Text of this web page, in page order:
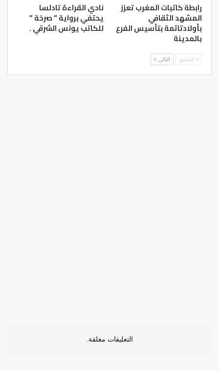
رابطة كاتبات المغرب تعزز
المشهد الثقافي
بأولادتائمة بتأسيس الفرع
بالمدينة
نادي القراءة تادلسا
يحتفي برواية ” صرخة ”
للكاتب يونس الشرقي .
السابق التالي
التعليقات مغلقة.